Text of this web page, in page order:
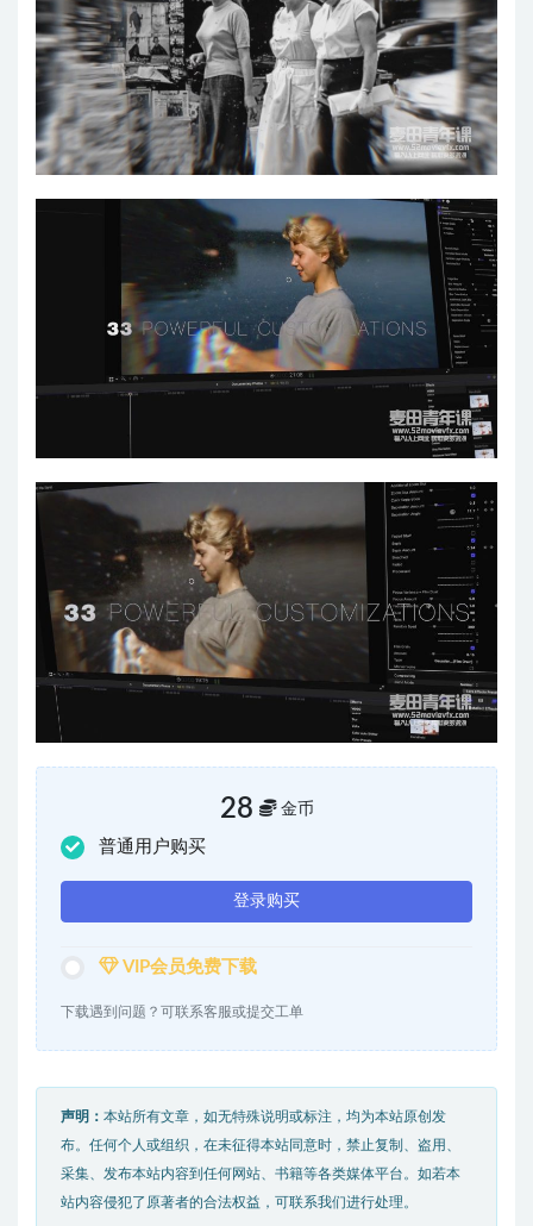
28 金币
普通用户购买
登录购买
VIP会员免费下载
下载遇到问题？可联系客服或提交工单
声明： 本站所有文章，如无特殊说明或标注，均为本站原创发
布。任何个人或组织，在未征得本站同意时，禁止复制、盗用、
采集、发布本站内容到任何网站、书籍等各类媒体平台。如若本
站内容侵犯了原著者的合法权益，可联系我们进行处理。